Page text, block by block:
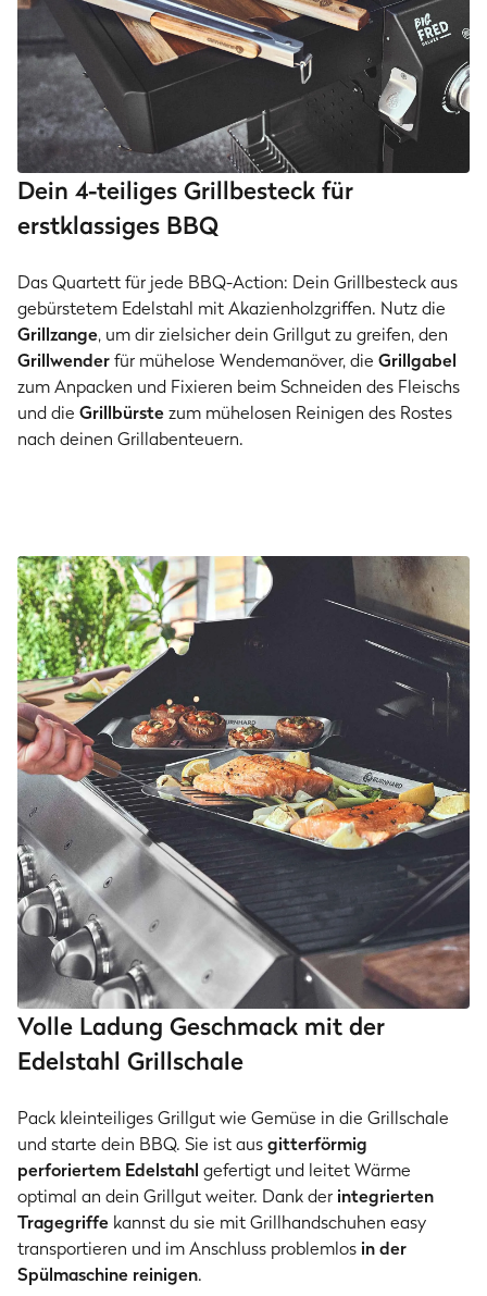
Dein 4-teiliges Grillbesteck für
erstklassiges BBQ
Das Quartett für jede BBQ-Action: Dein Grillbesteck aus
gebürstetem Edelstahl mit Akazienholzgriffen. Nutz die
Grillzange, um dir zielsicher dein Grillgut zu greifen, den
Grillwenderfür mühelose Wendemanöver, die Grillgabel
zum Anpacken und Fixieren beim Schneiden des Fleischs
und die Grillbürstezum mühelosen Reinigen des Rostes
nach deinen Grillabenteuern.
Volle Ladung Geschmack mit der
Edelstahl Grillschale
Pack kleinteiliges Grillgut wie Gemüse in die Grillschale
und starte dein BBQ. Sie ist ausgitterförmig
perforiertem Edelstahl gefertigt und leitet Wärme
optimal an dein Grillgut weiter. Dank der integrierten
Tragegriffe kannst du sie mit Grillhandschuhen easy
transportieren und im Anschluss problemlos in der
Spülmaschine reinigen.